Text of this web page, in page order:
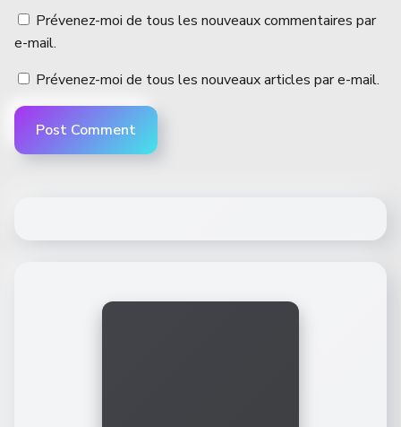
Prévenez-moi de tous les nouveaux commentaires par
e-mail.
Prévenez-moi de tous les nouveaux articles par e-mail.